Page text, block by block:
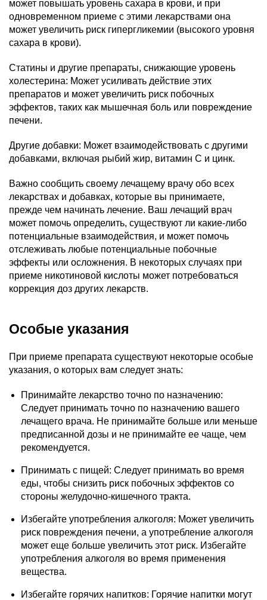
может повышать уровень сахара в крови, и при
одновременном приеме с этими лекарствами она
может увеличить риск гипергликемии (высокого уровня
сахара в крови).
Статины и другие препараты, снижающие уровень
холестерина: Может усиливать действие этих
препаратов и может увеличить риск побочных
эффектов, таких как мышечная боль или повреждение
печени.
Другие добавки: Может взаимодействовать с другими
добавками, включая рыбий жир, витамин С и цинк.
Важно сообщить своему лечащему врачу обо всех
лекарствах и добавках, которые вы принимаете,
прежде чем начинать лечение. Ваш лечащий врач
может помочь определить, существуют ли какие-либо
потенциальные взаимодействия, и может помочь
отслеживать любые потенциальные побочные
эффекты или осложнения. В некоторых случаях при
приеме никотиновой кислоты может потребоваться
коррекция доз других лекарств.
Особые указания
При приеме препарата существуют некоторые особые
указания, о которых вам следует знать:
Принимайте лекарство точно по назначению:
Следует принимать точно по назначению вашего
лечащего врача. Не принимайте больше или меньше
предписанной дозы и не принимайте ее чаще, чем
рекомендуется.
Принимать с пищей: Следует принимать во время
еды, чтобы снизить риск побочных эффектов со
стороны желудочно-кишечного тракта.
Избегайте употребления алкоголя: Может увеличить
риск повреждения печени, а употребление алкоголя
может еще больше увеличить этот риск. Избегайте
употребления алкоголя во время применения
вещества.
Избегайте горячих напитков: Горячие напитки могут